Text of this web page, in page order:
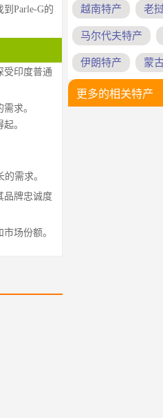
Parle-G的
受印度普通
求。
。
需求。
品牌忠诚度
场份额。
越南特产 老
马尔代夫特产
伊朗特产 蒙
更多的相关特产